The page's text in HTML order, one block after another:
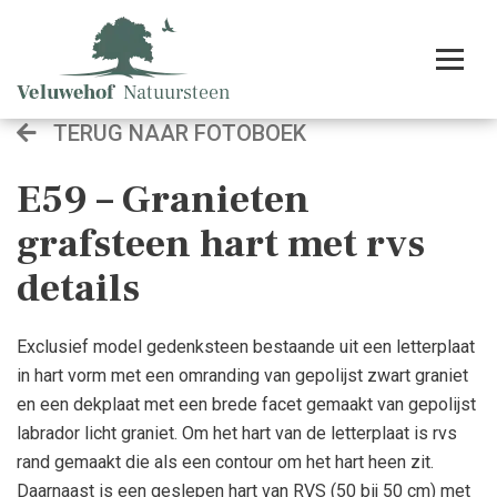
TERUG NAAR FOTOBOEK
E59 – Granieten
grafsteen hart met rvs
details
Exclusief model gedenksteen bestaande uit een letterplaat
in hart vorm met een omranding van gepolijst zwart graniet
en een dekplaat met een brede facet gemaakt van gepolijst
labrador licht graniet. Om het hart van de letterplaat is rvs
rand gemaakt die als een contour om het hart heen zit.
Daarnaast is een geslepen hart van RVS (50 bij 50 cm) met